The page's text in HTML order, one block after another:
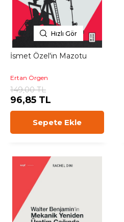
Hızlı Gör
İsmet Özel'in Mazotu
Ertan Örgen
149,00 TL
96,85 TL
Sepete Ekle